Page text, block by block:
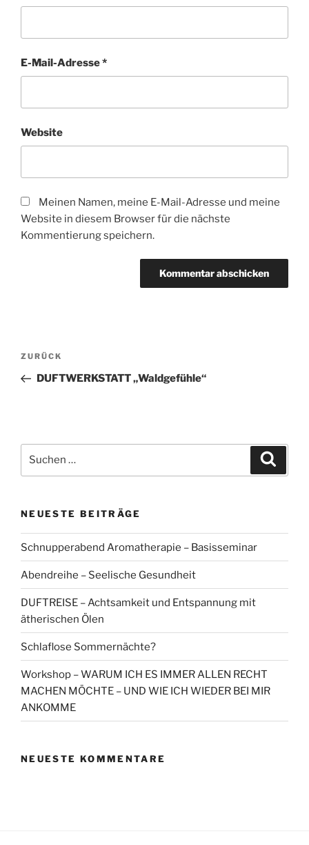
E-Mail-Adresse*
Website
Meinen Namen, meine E-Mail-Adresse und meine
Website in diesem Browser für die nächste
Kommentierung speichern.
Beitragsnavigation
Vorheriger
Beitrag
ZURÜCK
DUFTWERKSTATT „Waldgefühle“
nach:
NEUESTE BEITRÄGE
Schnupperabend Aromatherapie – Basisseminar
Abendreihe – Seelische Gesundheit
DUFTREISE – Achtsamkeit und Entspannung mit
ätherischen Ölen
Schlaflose Sommernächte?
Workshop – WARUM ICH ES IMMER ALLEN RECHT
MACHEN MÖCHTE – UND WIE ICH WIEDER BEI MIR
ANKOMME
NEUESTE KOMMENTARE